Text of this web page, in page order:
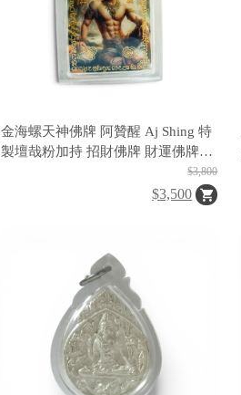
金海螺天神佛牌 阿贊醒 Aj Shing 特
製壇哉粉加持 招財佛牌 財運佛牌
偏財 正財 人緣 貴人運 補財庫 快速
$3,800
$3,500